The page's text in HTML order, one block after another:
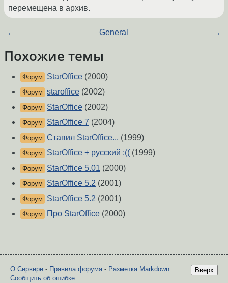
перемещена в архив.
← General →
Похожие темы
Форум StarOffice (2000)
Форум staroffice (2002)
Форум StarOffice (2002)
Форум StarOffice 7 (2004)
Форум Ставил StarOffice... (1999)
Форум StarOffice + русский :(( (1999)
Форум StarOffice 5.01 (2000)
Форум StarOffice 5.2 (2001)
Форум StarOffice 5.2 (2001)
Форум Про StarOffice (2000)
Вверх
О Сервере - Правила форума- Разметка Markdown
Сообщить об ошибке